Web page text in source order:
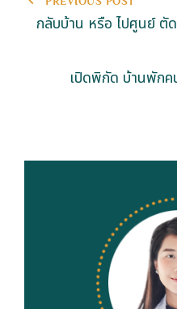
กลับบ้าน หรือ ไปศูนย์ ตัด
เปิดพิกัด บ้านพักค